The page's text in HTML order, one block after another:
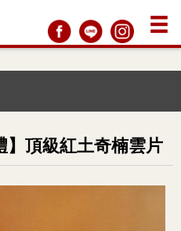
】頂級紅土奇楠雲片